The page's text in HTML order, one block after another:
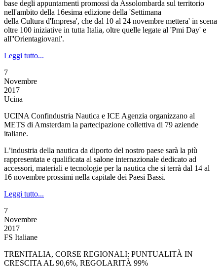
base degli appuntamenti promossi da Assolombarda sul territorio
nell'ambito della 16esima edizione della 'Settimana
della Cultura d'Impresa', che dal 10 al 24 novembre mettera' in scena
oltre 100 iniziative in tutta Italia, oltre quelle legate al 'Pmi Day' e
all''Orientagiovani'.
Leggi tutto...
7
Novembre
2017
Ucina
UCINA Confindustria Nautica e ICE Agenzia organizzano al
METS di Amsterdam la partecipazione collettiva di 79 aziende
italiane.
L’industria della nautica da diporto del nostro paese sarà la più
rappresentata e qualificata al salone internazionale dedicato ad
accessori, materiali e tecnologie per la nautica che si terrà dal 14 al
16 novembre prossimi nella capitale dei Paesi Bassi.
Leggi tutto...
7
Novembre
2017
FS Italiane
TRENITALIA, CORSE REGIONALI: PUNTUALITÀ IN
CRESCITA AL 90,6%, REGOLARITÀ 99%